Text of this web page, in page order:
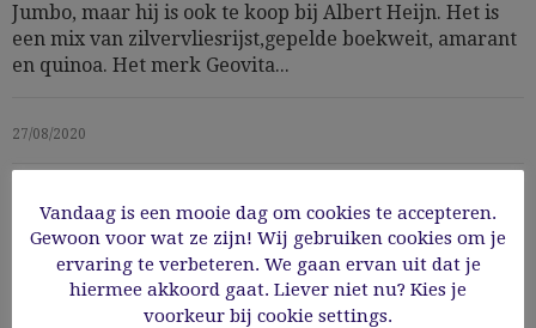
Jumbo, maar hij is ook te koop bij Albert Heijn. Het is
een mix van zilvervliesrijst,gepelde boekweit, amarant
en quinoa. Het merk Geovita...
27/08/2020
Vandaag is een mooie dag om cookies te accepteren.
Gewoon voor wat ze zijn! Wij gebruiken cookies om je
ervaring te verbeteren. We gaan ervan uit dat je
hiermee akkoord gaat. Liever niet nu? Kies je
voorkeur bij cookie settings.